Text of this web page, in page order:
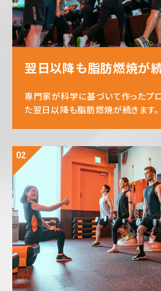
翌日以降も脂肪燃焼が
専門家が科学に基づいて作ったプ
た翌日以降も脂肪燃焼が続きます。
02